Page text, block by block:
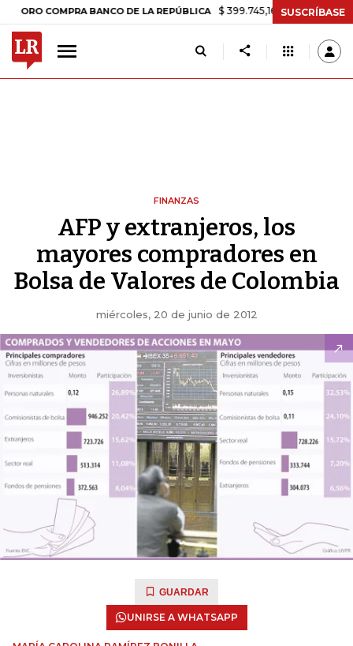
COMPRA BANCO DE LA REPÚBLICA $ 399.745,16 +$ 2.295,71 +0,58%
SUSCRÍBASE
FINANZAS
AFP y extranjeros, los
mayores compradores en
Bolsa de Valores de Colombia
miércoles, 20 de junio de 2012
GUARDAR
UNIRSE A WHATSAPP